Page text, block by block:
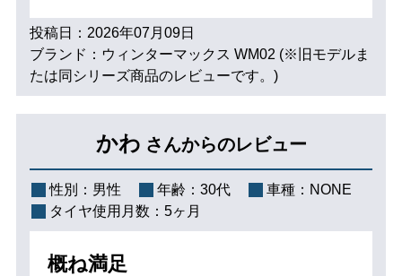
投稿日：2026年07月09日
ブランド：ウィンターマックス WM02 (※旧モデルま
たは同シリーズ商品のレビューです。)
かわ さんからのレビュー
性別： 男性 年齢： 30代 車種： NONE
タイヤ使用月数： 5ヶ月
概ね満足